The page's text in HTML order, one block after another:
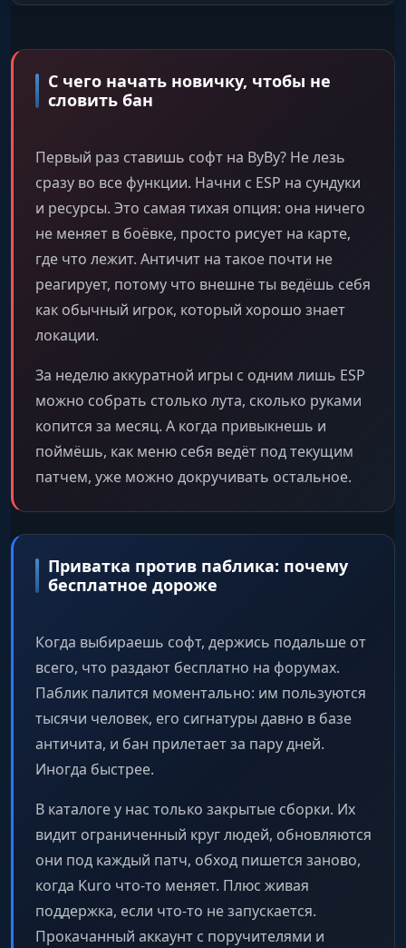
С чего начать новичку, чтобы не
словить бан
Первый раз ставишь софт на ВуВу? Не лезь
сразу во все функции. Начни с ESP на сундуки
и ресурсы. Это самая тихая опция: она ничего
не меняет в боёвке, просто рисует на карте,
где что лежит. Античит на такое почти не
реагирует, потому что внешне ты ведёшь себя
как обычный игрок, который хорошо знает
локации.
За неделю аккуратной игры с одним лишь ESP
можно собрать столько лута, сколько руками
копится за месяц. А когда привыкнешь и
поймёшь, как меню себя ведёт под текущим
патчем, уже можно докручивать остальное.
Приватка против паблика: почему
бесплатное дороже
Когда выбираешь софт, держись подальше от
всего, что раздают бесплатно на форумах.
Паблик палится моментально: им пользуются
тысячи человек, его сигнатуры давно в базе
античита, и бан прилетает за пару дней.
Иногда быстрее.
В каталоге у нас только закрытые сборки. Их
видит ограниченный круг людей, обновляются
они под каждый патч, обход пишется заново,
когда Kuro что-то меняет. Плюс живая
поддержка, если что-то не запускается.
Прокачанный аккаунт с поручителями и